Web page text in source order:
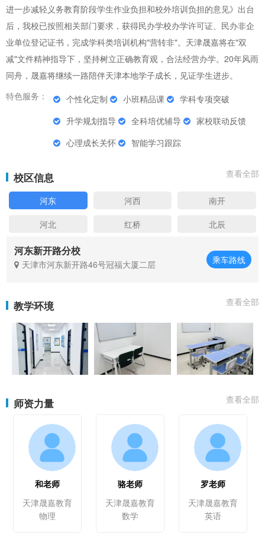
进一步减轻义务教育阶段学生作业负担和校外培训负担的意见》出台
后，我校已按照相关部门要求，获得民办学校办学许可证、民办非企
业单位登记证书，完成学科类培训机构"营转非"。天津晟嘉将在"双
减"文件精神指导下，坚持树立正确教育观，合法经营办学。20年风雨
同舟，晟嘉将继续一路陪伴天津本地学子成长，见证学生进步。
特色服务：
个性化定制 小班精品课
学科专项突破
升学规划指导
全科培优辅导
家校联动反馈
心理成长关怀
智能学习跟踪
校区信息 查看全部
河东 河西
南开
河北
红桥 北辰
河东新开路分校
天津市河东新开路46号冠福大厦二层 乘车路线
教学环境 查看全部
师资力量 查看全部
和老师
天津晟嘉教育
物理
骆老师
天津晟嘉教育
数学
罗老师
天津晟嘉教育
英语